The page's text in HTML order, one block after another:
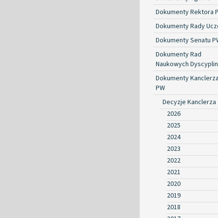
Dokumenty Rektora
Dokumenty Rady
Dokumenty Senatu
Dokumenty Rad
Naukowych Dyscyplin
Dokumenty Kanclerza
PW
Decyzje Kanclerza
2026
2025
2024
2023
2022
2021
2020
2019
2018